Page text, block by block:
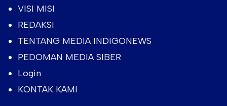
VISI MISI
REDAKSI
TENTANG MEDIA INDIGONEWS
PEDOMAN MEDIA SIBER
Login
KONTAK KAMI